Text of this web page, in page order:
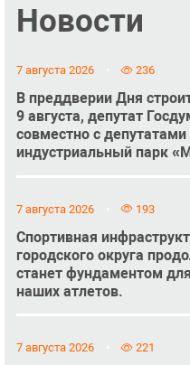
Новости
7 августа 2026 236
В преддверии Дня
9 августа, депутат
совместно с
индустриальный парк
7 августа 2026 193
Спортивная
городского округа
станет фундаментом
наших атлетов.
7 августа 2026 221